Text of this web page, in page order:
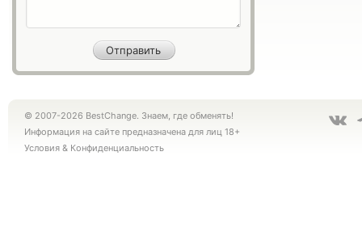
© 2007-2026 BestChange. Знаем, где обменять!
Информация на сайте предназначена для лиц 18+
Условия & Конфиденциальность